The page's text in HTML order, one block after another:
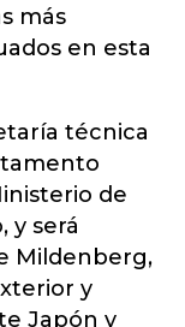
más
en esta
técnica
de
y será
Mildenberg,
y
Japón y